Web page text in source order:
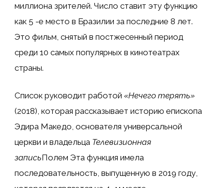
миллиона зрителей. Число ставит эту функцию
как 5 -е место в Бразилии за последние 8 лет.
Это фильм, снятый в постжесенный период
среди 10 самых популярных в кинотеатрах
страны.
Список руководит работой «Нечего терять»
(2018), которая рассказывает историю епископа
Эдира Македо, основателя универсальной
церкви и владельца Телевизионная
записьПолем Эта функция имела
последовательность, выпущенную в 2019 году,